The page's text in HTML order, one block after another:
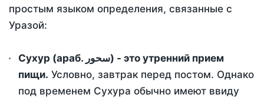
простым языком определения, связанные с
Уразой:
Сухур (араб. سحور) - это утренний прием
пищи. Условно, завтрак перед постом. Однако
под временем Сухура обычно имеют ввиду